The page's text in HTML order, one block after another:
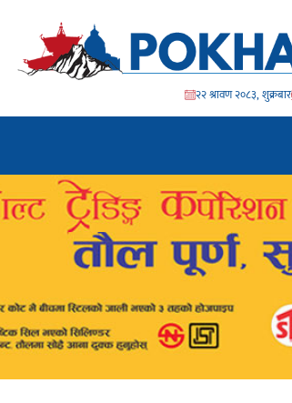
२२ श्रावण २०८३, शुक्रबार